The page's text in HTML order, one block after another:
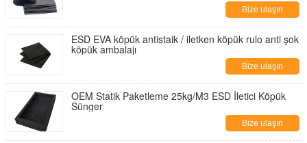
Bize ulaşın
ESD EVA köpük antistaik / iletken köpük rulo anti şok
köpük ambalajı
Bize ulaşın
OEM Statik Paketleme 25kg/M3 ESD İletici Köpük
Sünger
Bize ulaşın